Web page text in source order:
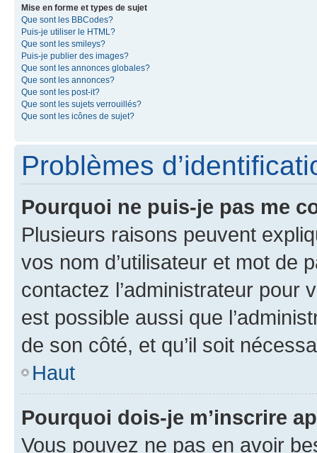
Mise en forme et types de sujet
Que sont les BBCodes?
Puis-je utiliser le HTML?
Que sont les smileys?
Puis-je publier des images?
Que sont les annonces globales?
Que sont les annonces?
Que sont les post-it?
Que sont les sujets verrouillés?
Que sont les icônes de sujet?
Problèmes
Pourquoi ne puis-je pas me
Plusieurs raisons peuvent
vos nom d’utilisateur et mot de
contactez l’administrateur pour
est possible aussi que
de son côté, et qu’il soit
Haut
Pourquoi dois-je m’inscrire
Vous pouvez ne pas en avoir